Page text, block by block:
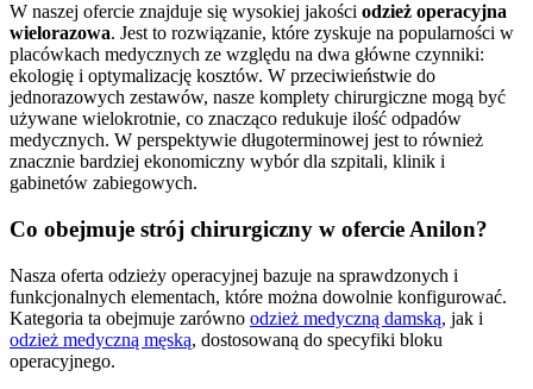
W naszej ofercie znajduje się wysokiej jakości odzież operacyjna
wielorazowa. Jest to rozwiązanie, które zyskuje na popularności w
placówkach medycznych ze względu na dwa główne czynniki:
ekologię i optymalizację kosztów. W przeciwieństwie do
jednorazowych zestawów, nasze komplety chirurgiczne mogą być
używane wielokrotnie, co znacząco redukuje ilość odpadów
medycznych. W perspektywie długoterminowej jest to również
znacznie bardziej ekonomiczny wybór dla szpitali, klinik i
gabinetów zabiegowych.
Co obejmuje strój chirurgiczny w ofercie Anilon?
Nasza oferta odzieży operacyjnej bazuje na sprawdzonych i
funkcjonalnych elementach, które można dowolnie konfigurować.
Kategoria ta obejmuje zarówno odzież medyczną damską, jak i
odzież medyczną męską, dostosowaną do specyfiki bloku
operacyjnego.